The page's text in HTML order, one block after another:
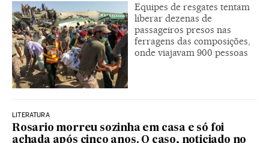
Equipes de resgates tentam
liberar dezenas de
passageiros presos nas
ferragens das composições,
onde viajavam 900 pessoas
LITERATURA
Rosario morreu sozinha em casa e só foi
achada após cinco anos. O caso, noticiado no